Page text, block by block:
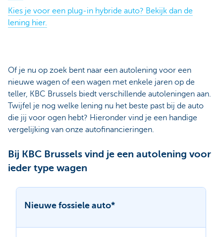
Kies je voor een plug-in hybride auto? Bekijk dan de
lening hier.
Of je nu op zoek bent naar een autolening voor een
nieuwe wagen of een wagen met enkele jaren op de
teller, KBC Brussels biedt verschillende autoleningen aan.
Twijfel je nog welke lening nu het beste past bij de auto
die jij voor ogen hebt? Hieronder vind je een handige
vergelijking van onze autofinancieringen.
Bij KBC Brussels vind je een autolening voor
ieder type wagen
Nieuwe fossiele auto*